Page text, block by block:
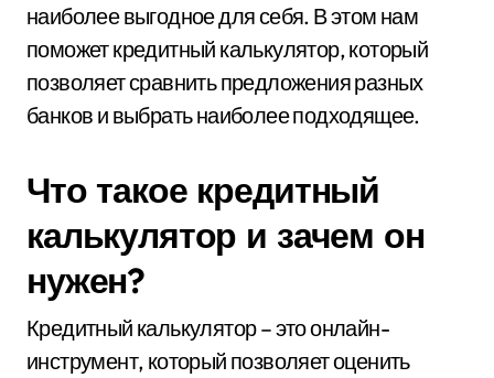
наиболее выгодное для себя. В этом нам
поможет кредитный калькулятор, который
позволяет сравнить предложения разных
банков и выбрать наиболее подходящее.
Что такое кредитный
калькулятор и зачем он
нужен?
Кредитный калькулятор – это онлайн-
инструмент, который позволяет оценить